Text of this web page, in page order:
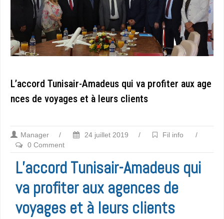
L’accord Tunisair-Amadeus qui va profiter aux age
nces de voyages et à leurs clients
Manager / 24 juillet 2019 / Fil info
/
0 Comment
L’accord Tunisair-Amadeus qui
va profiter aux agences de
voyages et à leurs clients